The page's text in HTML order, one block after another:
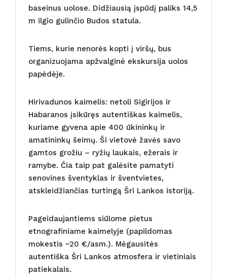
baseinus uolose. Didžiausią įspūdį paliks 14,5
m ilgio gulinčio Budos statula.
Tiems, kurie nenorės kopti į viršų, bus
organizuojama apžvalginė ekskursija uolos
papėdėje.
Hirivadunos kaimelis: netoli Sigirijos ir
Habaranos įsikūręs autentiškas kaimelis,
kuriame gyvena apie 400 ūkininkų ir
amatininkų šeimų. Ši vietovė žavės savo
gamtos grožiu – ryžių laukais, ežerais ir
ramybe. Čia taip pat galėsite pamatyti
senovines šventyklas ir šventvietes,
atskleidžiančias turtingą Šri Lankos istoriją.
Pageidaujantiems siūlome pietus
etnografiniame kaimelyje (papildomas
mokestis ~20 €/asm.). Mėgausitės
autentiška Šri Lankos atmosfera ir vietiniais
patiekalais.